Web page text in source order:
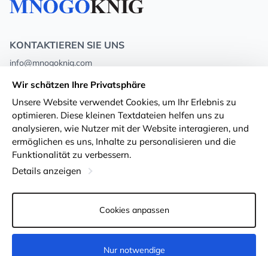
KONTAKTIEREN SIE UNS
info@mnogoknig.com
Rīga, Augusta Deglava 69d, LV-1082
Über uns
Geschäfte
Lieferung und Zahlung
Treuekarten
Für Großhandelskunden
Privacy Policy
Geschäftsbedingungen
Rückgabe von Waren
Cookie-Einstellungen
Wir schätzen Ihre Privatsphäre
Unsere Website verwendet Cookies, um Ihr Erlebnis zu
optimieren. Diese kleinen Textdateien helfen uns zu
analysieren, wie Nutzer mit der Website interagieren, und
ermöglichen es uns, Inhalte zu personalisieren und die
Funktionalität zu verbessern.
Details anzeigen
Cookies anpassen
Nur notwendige